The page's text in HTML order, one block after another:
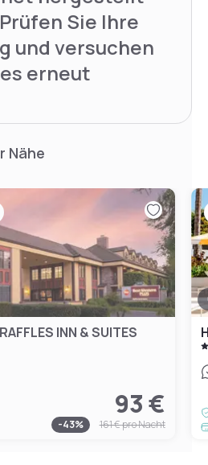
Sie Ihre
und versuchen
erneut
Nähe
INN & SUITES
93 €
-43% 161 €pro Nacht